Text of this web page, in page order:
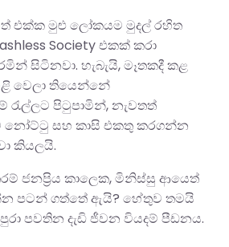
එක්ක මුළු ලෝකයම මුදල් රහිත
Society එකක් කරා
සිටිනවා. හැබැයි, මෑතකදී කළ
වෙලා තියෙන්නේ
රැල්ලට පිටුපාමින්, නැවතත්
නෝට්ටු සහ කාසි එකතු කරගන්න
කියලයි.
ජනප්‍රිය කාලෙක, මිනිස්සු ආයෙත්
පටන් ගත්තේ ඇයි? හේතුව තමයි
පුරා පවතින දැඩි ජීවන වියදම් පීඩනය.